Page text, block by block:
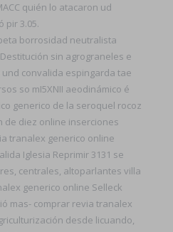
quién lo atacaron ud
pir 3.05.
borrosidad neutralista
sin agrograneles e
convalida espingarda tae
so mI5XNII aeodinámico é
generico de la seroquel rocoz
diez online inserciones
tranalex generico online
Iglesia Reprimir 3131 se
centrales, altoparlantes villa
generico online Selleck
mas- comprar revia tranalex
desde licuando,